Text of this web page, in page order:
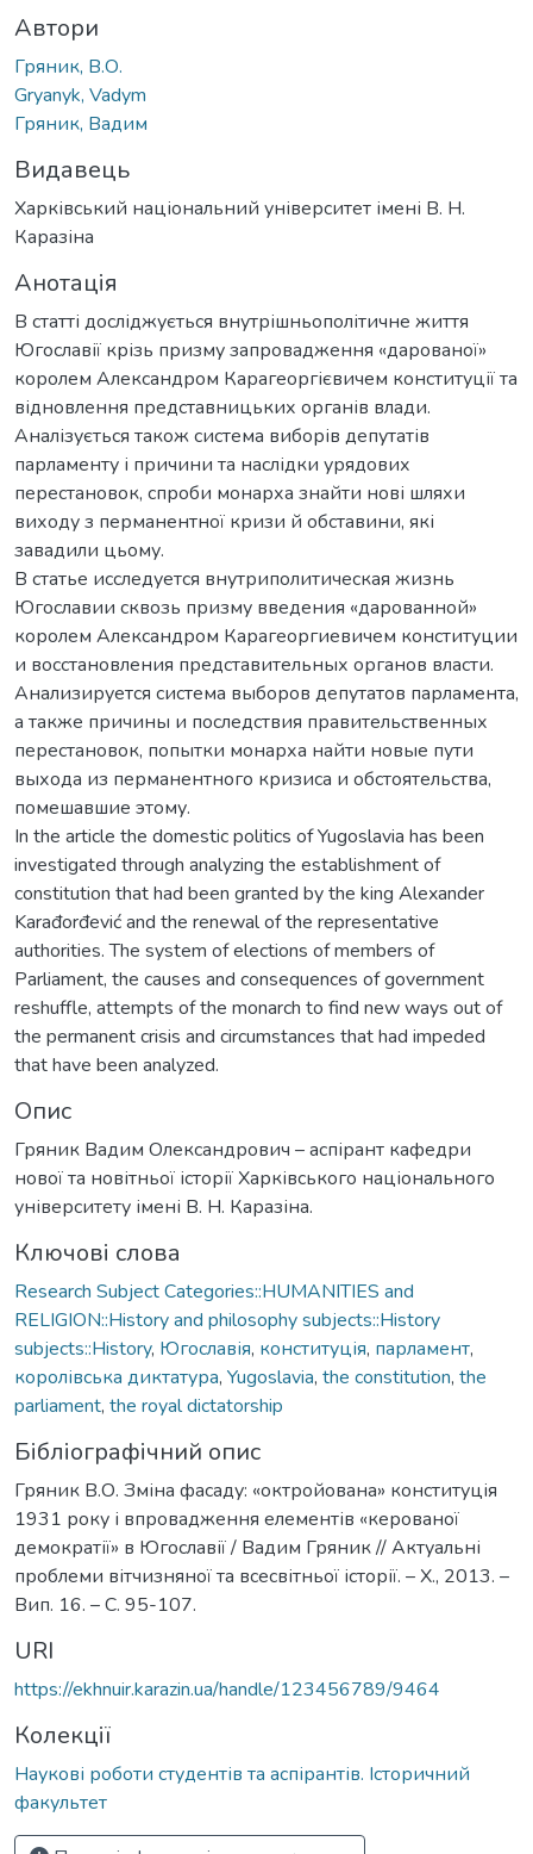
Автори
Гряник, В.О.
Gryanyk, Vadym
Гряник, Вадим
Видавець
Харківський національний університет імені В. Н.
Каразіна
Анотація
В статті досліджується внутрішньополітичне життя
Югославії крізь призму запровадження «дарованої»
королем Александром Карагеоргієвичем конституції та
відновлення представницьких органів влади.
Аналізується також система виборів депутатів
парламенту і причини та наслідки урядових
перестановок, спроби монарха знайти нові шляхи
виходу з перманентної кризи й обставини, які
завадили цьому.
В статье исследуется внутриполитическая жизнь
Югославии сквозь призму введения «дарованной»
королем Александром Карагеоргиевичем конституции
и восстановления представительных органов власти.
Анализируется система выборов депутатов парламента,
а также причины и последствия правительственных
перестановок, попытки монарха найти новые пути
выхода из перманентного кризиса и обстоятельства,
помешавшие этому.
In the article the domestic politics of Yugoslavia has been
investigated through analyzing the establishment of
constitution that had been granted by the king Alexander
Karađorđević and the renewal of the representative
authorities. The system of elections of members of
Parliament, the causes and consequences of government
reshuffle, attempts of the monarch to find new ways out of
the permanent crisis and circumstances that had impeded
that have been analyzed.
Опис
Гряник Вадим Олександрович – аспірант кафедри
нової та новітньої історії Харківського національного
університету імені В. Н. Каразіна.
Ключові слова
Research Subject Categories::HUMANITIES and
RELIGION::History and philosophy subjects::History
subjects::History, Югославія, конституція, парламент,
королівська диктатура, Yugoslavia, the constitution, the
parliament, the royal dictatorship
Бібліографічний опис
Гряник В.О. Зміна фасаду: «октройована» конституція
1931 року і впровадження елементів «керованої
демократії» в Югославії / Вадим Гряник // Актуальні
проблеми вітчизняної та всесвітньої історії. – Х., 2013. –
Вип. 16. – С. 95-107.
URI
https://ekhnuir.karazin.ua/handle/123456789/9464
Колекції
Наукові роботи студентів та аспірантів. Історичний
факультет